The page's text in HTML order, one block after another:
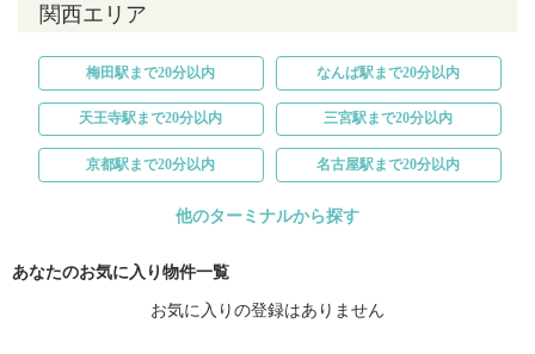
関西エリア
梅田駅まで20分以内 なんば駅まで20分以内
天王寺駅まで20分以内 三宮駅まで20分以内
京都駅まで20分以内 名古屋駅まで20分以内
他のターミナルから探す
あなたのお気に入り物件一覧
お気に入りの登録はありません